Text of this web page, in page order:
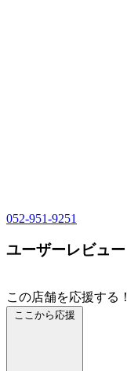
052-951-9251
ユーザーレビュー
この店舗を応援する！
ここから応援